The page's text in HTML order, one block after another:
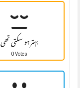
بہتر ہو سکتی تھی
0 Votes